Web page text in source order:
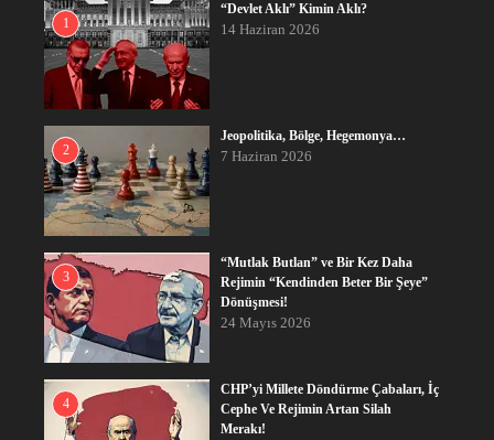
1
“Devlet Aklı” Kimin Aklı?
14 Haziran 2026
2
Jeopolitika, Bölge, Hegemonya…
7 Haziran 2026
3
“Mutlak Butlan” ve Bir Kez Daha
Rejimin “Kendinden Beter Bir Şeye”
Dönüşmesi!
24 Mayıs 2026
4
CHP’yi Millete Döndürme Çabaları, İç
Cephe Ve Rejimin Artan Silah
Merakı!